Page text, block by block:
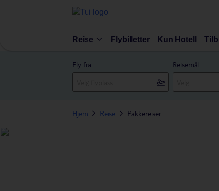
Reise Flybilletter Kun Hotell
Fly fra
Reisemål
Hjem Reise Pakkereiser